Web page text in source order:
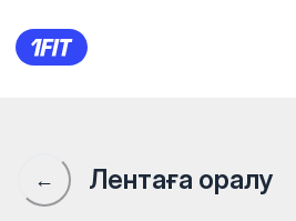
Solo Way studio —
← Лентаға оралу